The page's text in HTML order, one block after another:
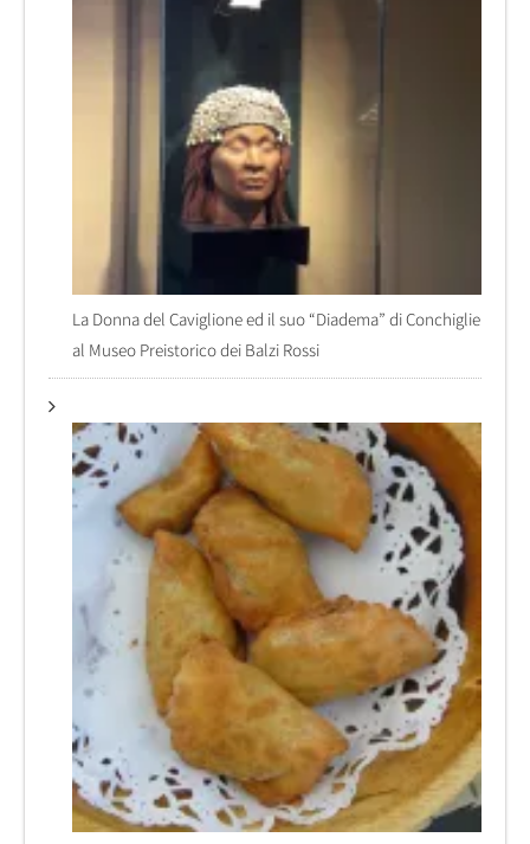
La Donna del Caviglione ed il suo “Diadema” di Conchiglie
al Museo Preistorico dei Balzi Rossi